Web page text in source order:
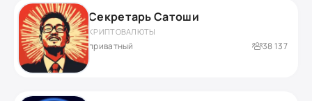
Секретарь Сатоши
КРИПТОВАЛЮТЫ
приватный 38 137